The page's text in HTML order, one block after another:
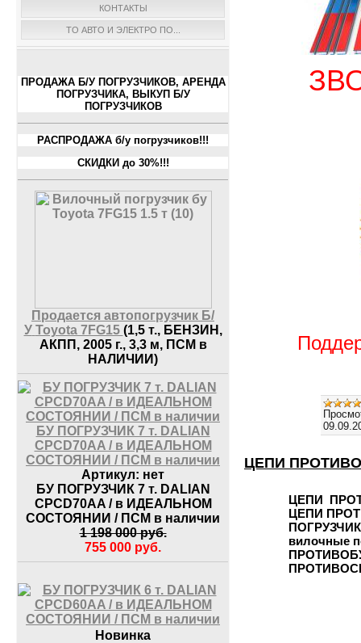
КОНТАКТЫ
ТО АВТО И ЭЛЕКТРО ПО...
ПРОДАЖА Б/У ПОГРУЗЧИКОВ, АРЕНДА
ПОГРУЗЧИКА, ВЫКУП Б/У
ПОГРУЗЧИКОВ
РАСПРОДАЖА б/у погрузчиков!!!
СКИДКИ до 30%!!!
Продается автопогрузчик Б/
У Toyota 7FG15 (1,5 т., БЕНЗИН,
АКПП, 2005 г., 3,3 м, ПСМ в
НАЛИЧИИ)
БУ ПОГРУЗЧИК 7 т. DALIAN
CPCD70AA / в ИДЕАЛЬНОМ
СОСТОЯНИИ / ПСМ в наличии
Артикул: нет
БУ ПОГРУЗЧИК 7 т. DALIAN
CPCD70AA / в ИДЕАЛЬНОМ
СОСТОЯНИИ / ПСМ в наличии
1 198 000руб.
755 000 руб.
Новинка
ЦЕПИ
ЦЕПИ
ЦЕПИ
вилочные